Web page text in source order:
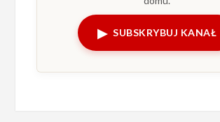
▶ SUBSKRYBUJ KANAŁ